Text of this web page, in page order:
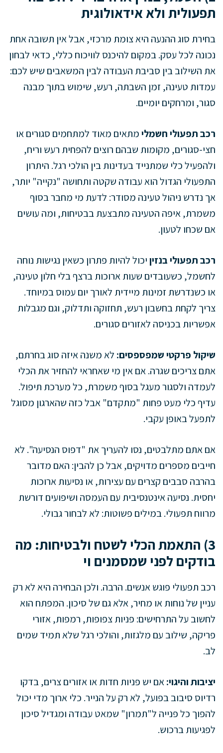
תפעולית ולא אידאולוגית
בחירת סוג ההנעה היא צומת מרכזי, אבל אין תשובה אחת
נכונה לכל עסק. במקום להיכנס לוויכוח כללי, כדאי לבחון
את השילוב בין סביבת העבודה לבין המשאבים שיש לכם:
עמדות טעינה, זמן השבתה, רעש, שימוש בתוך מבנה
סגור, ומרחקים יומיים.
רכב תפעולי חשמלימתאים מאוד למתחמים סגורים או
חצי-סגורים, מקומות שבהם רוצים להפחית רעש וריח,
ולהפעיל כלי שמתנייד בעדינות בין הולכי רגל. היתרון
התפעולי הגדול הוא עבודה שקטה ותחושה "נקייה" יותר,
אך נדרש ניהול טעינה מסודר: לדעת מי מחבר בסוף
משמרת, איפה הטעינה מתבצעת בבטיחות, ומה עושים
אם שכחו לטעון.
רכב תפעולי בנזיןיכול להיות פתרון כשאין נגישות נוחה
לחשמל, כשעובדים שעות ארוכות ברצף בלי חלון טעינה,
או כשנדרשת זמינות מיידית לאורך יום עמוס במיוחד.
צריך לקחת בחשבון רעש, תחזוקה ותדלוק, וגם מגבלות
אפשריות בכניסה לאזורים סגורים.
שיקול פרקטי שמפספסים: לא משנה איזה סוג בחרתם,
אתם צריכים שגרה. אם אין מי שאחראי להחזיר את הכלי
לעמדה ולסגור מעגל בסוף משמרת, כל מערכת תיפול.
עדיף כלי מעט פחות "מתקדם" אבל כזה שהארגון מסוגל
לתפעל באופן עקבי.
אם אתם מתלבטים, נסו להעריך את "דפוס הנסיעה". לא
חייבים מספרים מדויקים, אבל כן להבין: האם מדובר
בהרבה סבבים קצרים עם עצירות, או נסיעות ארוכות
יחסית. נסיעה אינטנסיבית עם העמסה ושיפועים דורשת
מרווח תפעולי. במילים פשוטות: לא לבחור גבולי.
3) התאמת הכלי לשטח ולבטיחות: מה
בודקים לפני שמסמנים וי
רכב תפעולי פוגש אנשים. הרבה. ולכן הבחירה היא לא רק
עניין של נוחות או מחיר, אלא גם של סיכון. המפתח הוא
לחשוב על התרחישים: פניות צפופות, רמפות, אזורי
פריקה, שילוב עם מלגזות, והולכי רגל שלא תמיד שמים
לב.
יציבות והיגוי:אם יש פניות חדות או אזורים צרים, בדקו
רדיוס סיבוב בפועל, לא רק על הנייר. כלי ארוך מדי יכול
להפוך כל פנייה ל"תמרון" שמאט עבודה ומגדיל סיכון
לפגיעות ברכוש.